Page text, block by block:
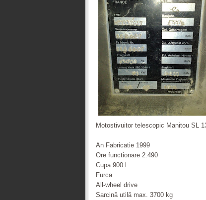
Motostivuitor telescopic Manitou SL
An Fabricatie 1999
Ore functionare 2.490
Cupa 900 l
Furca
All-wheel drive
Sarcină utilă max. 3700 kg